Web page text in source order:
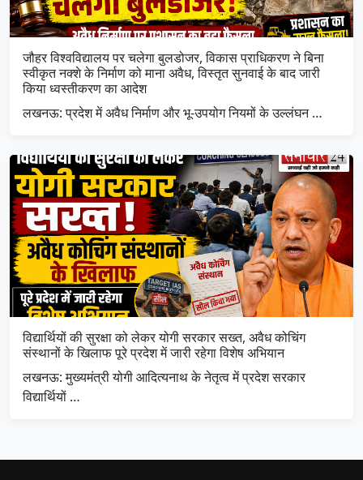
जौहर विश्वविद्यालय पर चलेगा बुलडोजर, विकास प्राधिकरण ने बिना
स्वीकृत नक्शे के निर्माण को माना अवैध, विस्तृत सुनवाई के बाद जारी
किया ध्वस्तीकरण का आदेश
लखनऊ: प्रदेश में अवैध निर्माण और भू-उपयोग नियमों के उल्लंघन …
विद्यार्थियों की सुरक्षा को लेकर योगी सरकार सख्त, अवैध कोचिंग
संस्थानों के खिलाफ पूरे प्रदेश में जारी रहेगा विशेष अभियान
लखनऊ: मुख्यमंत्री योगी आदित्यनाथ के नेतृत्व में प्रदेश सरकार
विद्यार्थियों …